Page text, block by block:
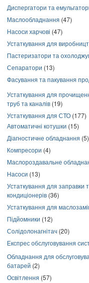
Диспергатори та
Маслообладнання (47)
Насоси харчові (47)
Устаткування для
Пастеризатори та
Сепаратори (13)
Фасування та пакування
Устаткування для
труб та каналів (19)
Устаткування для СТО (177)
Автоматичні котушки (15)
Діагностичне обладнання (5)
Компресори (4)
Маслороздавальне
Насоси (13)
Устаткування для заправки
кондиціонерів (36)
Устаткування для
Підйомники (12)
Солідолонагнітач (20)
Експрес обслуговування
Обладнання для
батарей (2)
Освітлення (57)